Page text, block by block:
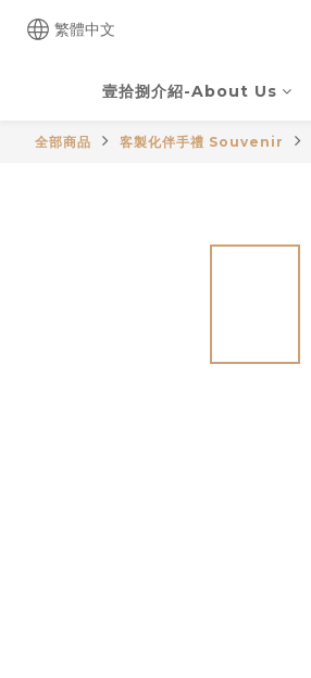
繁體中文
壹拾捌介紹-About Us
全部商品 客製化伴手禮 Souvenir